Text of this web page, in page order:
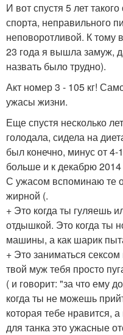
И вот спустя 5 лет
спорта, неправильного
неповоротливой. К тому
23 года я вышла замуж,
назвать было трудно).
Акт номер 3 - 105 кг!
ужасы жизни.
Еще спустя несколько
голодала, сидела на
был конечно, минус от
больше и к декабрю 2014
С ужасом вспоминаю те
жирной (.
+ Это когда ты гуляешь
отдышкой. Это когда ты
машины, а как шарик
+ Это заниматься
твой муж тебя просто
( и говорит: "за что ему
когда ты не можешь
которая тебе нравится,
для танка это ужасные